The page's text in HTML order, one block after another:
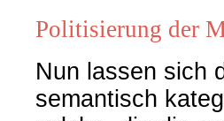
Politisierung der
Nun lassen sich
semantisch